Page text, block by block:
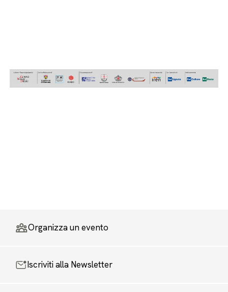
Organizza un evento
Iscriviti alla Newsletter